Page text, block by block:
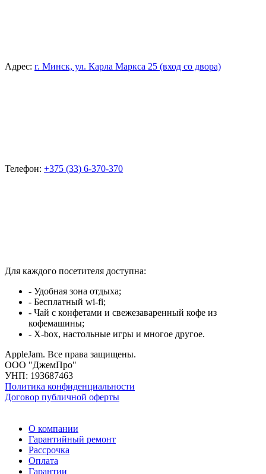
Адрес: г. Минск, ул. Карла Маркса 25 (вход со двора)
Телефон: +375 (33) 6-370-370
Для каждого посетителя доступна:
- Удобная зона отдыха;
- Бесплатный wi-fi;
- Чай с конфетами и свежезаваренный кофе из
кофемашины;
- X-box, настольные игры и многое другое.
AppleJam. Все права защищены.
ООО "ДжемПро"
УНП: 193687463
Политика конфиденциальности
Договор публичной оферты
О компании
Гарантийный ремонт
Рассрочка
Оплата
Гарантии